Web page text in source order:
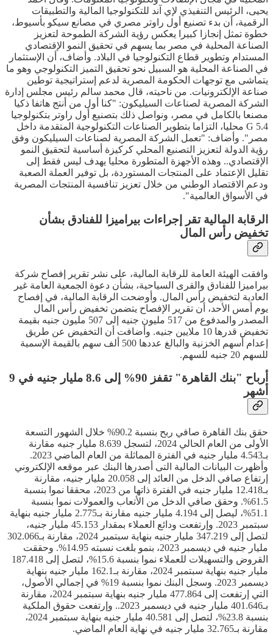
يحيى، الرئيس التنفيذي لإي آند للتكنولوجيا المالية والتطبيقات
الرقمية، أن بدء تصنيع أول راوتر مصري في مصانع سيكو بأسيوط،
خطوة تمثل إنجازا كبيرا يعكس رؤية الشركة الطموحة لتعزيز
الصناعة المحلية في مصر بما يسهم في تحقيق النمو الإقتصادي
المستدام وتطوير قطاع التكنولوجيا في البلاد. وأضاف، أن الإستثمار
في الصناعة المحلية هو السبيل نحو تحقيق التميز التكنولوجي وهو ما
يتماشى مع توجهات الحكومة المصرية لدعم إستراتيجية توطين
صناعة الإلكترونيات. من ناحيته، قال محمد سالم رئيس مجلس إدارة
الشركة المصرية لصناعات السيليكون: "كنا أول من أنتج هاتفا ذكيا
مصنعا بالكامل في مصر، ونواصل ذلك بتصنيع أول راوتر بتكنولوجيا
G 5.4 محليا، التزاما بتطوير الصناعات التكنولوجية المتقدمة داخل
مصر". وأضاف: "تعمل الشركة المصرية لصناعات السيليكون وفق
رؤية الدولة لتعزيز التصنيع المحلي كركيزة أساسية لتحقيق النمو
الإقتصادي.. وهذه الأجهزة المتطورة محليا يهدف ليس فقط إلى
تقليل الإعتماد على المنتجات المستوردة، بل توفير العملة الصعبة
ودعم الاقتصاد الوطني من خلال تعزيز تنافسية المنتجات المصرية
في الأسواق العالمية".
الرقابة المالية تقر إجراءات بيراميزا للفنادق بشأن
تخفيض رأس المال
وافقت الهيئة العامة للرقابة المالية، على نشر تقرير إفصاح شركة
بيراميزا للفنادق والقرى السياحية، بشأن دعوة الجمعية العامة غير
العادية لتخفيض رأس المال. وأوضحت الرقابة المالية، في إفصاح
يوم أمس الأحد، أن تقرير الإفصاح يتضمن تخفيض رأس المال
المصدر والمدفوع من 517 مليون جنيه إلى 507 مليون جنيه بقيمة
تخفيض قدرها 10 ملايين جنيه. وأضافت أن التخفيض عن طريق
إعدام أسهم الخزنية والبالغ عددها 500 ألف سهم بالقيمة الإسمية
للسهم 20 جنيه للسهم.
أرباح "بنك القاهرة" تقفز 90% إلى 8.6 مليار جنيه في 9
أشهر
حقق بنك القاهرة صافي ربح بنسبة 90.2% خلال الشهور التسعة
الأولى من العام الحالي 2024، لتسجل 8.639 مليار جنيه مقارنة
بـ4.543 مليار جنيه في الفترة المماثلة من العام الماضي 2023.
وأظهرت البيانات المالية التى أصدرها البنك عبر موقعه الإلكتروني
إرتفاع صافي الدخل من العائد إلى 20.058 مليار جنيه، مقارنة
بـ12.418 مليار جنيه في الفترة ذاتها من 2023، محققا نموا بنسبة
61.5%. وحقق صافي الدخل من الأتعاب والعمولات نموا بنسبة
51.1%، ليصل إلى 4.194 مليار جنيه مقارنة بـ2.775 مليار جنيه بنهاية
سبتمبر 2023. وإرتفعت ودائع العملاء بمقدار 45.153 مليار جنيه،
لتصل إلى 347.219 مليار جنيه بنهاية سبتمبر 2024، مقارنة بـ302.066
مليار جنيه في ديسمبر 2023، بنمو بلغت نسبته 14.95%. وحققت
القروض والتسهيلات للعملاء نموا بنسبة 15.6%، لتصل إلى 187.418
مليار جنيه بنهاية سبتمبر 2024، مقارنة بـ162.1 مليار جنيه بنهاية
ديسمبر 2023. وسجل البنك نموا بنسبة 19% في إجمالي الأصول،
التي إرتفعت إلى 477.864 مليار جنيه بنهاية سبتمبر 2024، مقارنة
بـ401.646 مليار جنيه في ديسمبر 2023.. وإرتفعت حقوق الملكية
بنسبة 23.8%، لتصل إلى 40.581 مليار جنيه بنهاية سبتمبر 2024،
مقارنة بـ32.765 مليار جنيه في نهاية العام الماضي.